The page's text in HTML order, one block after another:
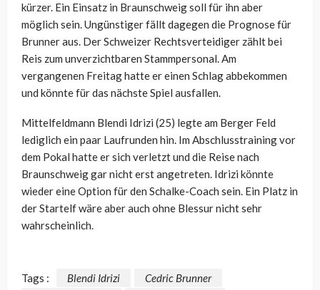
kürzer. Ein Einsatz in Braunschweig soll für ihn aber
möglich sein. Ungünstiger fällt dagegen die Prognose für
Brunner aus. Der Schweizer Rechtsverteidiger zählt bei
Reis zum unverzichtbaren Stammpersonal. Am
vergangenen Freitag hatte er einen Schlag abbekommen
und könnte für das nächste Spiel ausfallen.
Mittelfeldmann Blendi Idrizi (25) legte am Berger Feld
lediglich ein paar Laufrunden hin. Im Abschlusstraining vor
dem Pokal hatte er sich verletzt und die Reise nach
Braunschweig gar nicht erst angetreten. Idrizi könnte
wieder eine Option für den Schalke-Coach sein. Ein Platz in
der Startelf wäre aber auch ohne Blessur nicht sehr
wahrscheinlich.
Tags : Blendi Idrizi
Cedric Brunner